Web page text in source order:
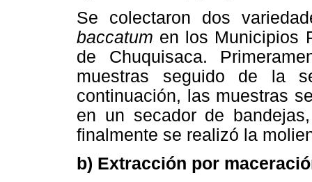
Se colectaron dos
baccatum en los Municipios
de Chuquisaca.
muestras seguido de la
continuación, las muestras
en un secador de
finalmente se realizó la
b) Extracción por